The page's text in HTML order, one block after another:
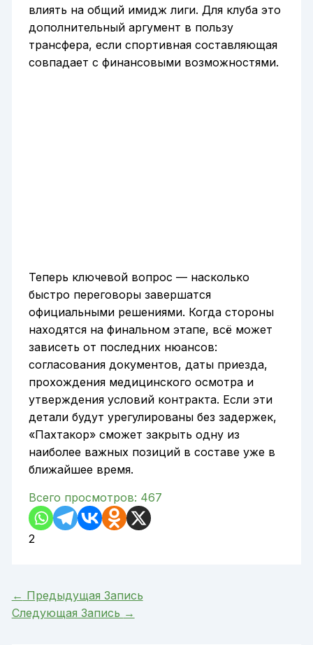
влиять на общий имидж лиги. Для клуба это
дополнительный аргумент в пользу
трансфера, если спортивная составляющая
совпадает с финансовыми возможностями.
Теперь ключевой вопрос — насколько
быстро переговоры завершатся
официальными решениями. Когда стороны
находятся на финальном этапе, всё может
зависеть от последних нюансов:
согласования документов, даты приезда,
прохождения медицинского осмотра и
утверждения условий контракта. Если эти
детали будут урегулированы без задержек,
«Пахтакор» сможет закрыть одну из
наиболее важных позиций в составе уже в
ближайшее время.
Всего просмотров: 467
2
← Предыдущая Запись
Следующая Запись →